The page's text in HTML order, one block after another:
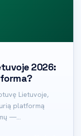
2026:
Lietuvoje,
platformą
—…